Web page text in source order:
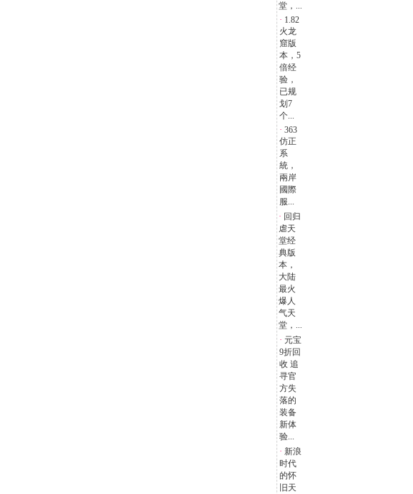
堂，...
· 1.82
火龙
窟版
本，5
倍经
验，
已规
划7
个...
· 363
仿正
系
統，
兩岸
國際
服...
· 回归
虐天
堂经
典版
本，
大陆
最火
爆人
气天
堂，...
· 元宝
9折回
收 追
寻官
方失
落的
装备
新体
验...
· 新浪
时代
的怀
旧天